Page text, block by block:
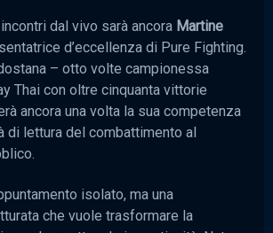
dal vivo sarà ancora Martine
d’eccellenza di Pure Fighting.
– otto volte campionessa
Thai con oltre cinquanta vittorie
ancora una volta la sua competenza
di lettura del combattimento al
isolato, ma una
che vuole trasformare la